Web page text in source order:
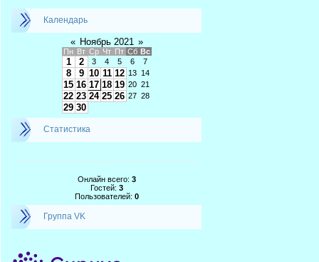
Календарь
« Ноябрь 2021 »
Пн Вт Ср Чт Пт Сб Вс
1 2 3 4 5 6 7
8 9 10 11 12 13 14
15 16 17 18 19 20 21
22 23 24 25 26 27 28
29 30
Статистика
Онлайн всего: 3
Гостей: 3
Пользователей: 0
Группа VK